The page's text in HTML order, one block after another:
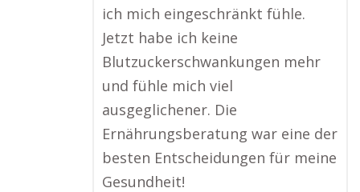
ich mich eingeschränkt fühle.
Jetzt habe ich keine
Blutzuckerschwankungen mehr
und fühle mich viel
ausgeglichener. Die
Ernährungsberatung war eine der
besten Entscheidungen für meine
Gesundheit!